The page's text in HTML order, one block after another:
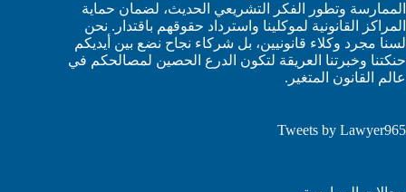
الممارسة وتطور الفكر التشريعي الحديث، لضمان حماية
المراكز القانونية لموكلينا واسترداد حقوقهم باقتدار. نحن
لسنا مجرد وكلاء قانونيين، بل شركاء نجاح نضع بين أيديكم
حنكتنا وخبرتنا العريقة لتكون الدرع الحصين لمصالحكم في
عالم القانون المتغير.
Tweets by Lawyer965